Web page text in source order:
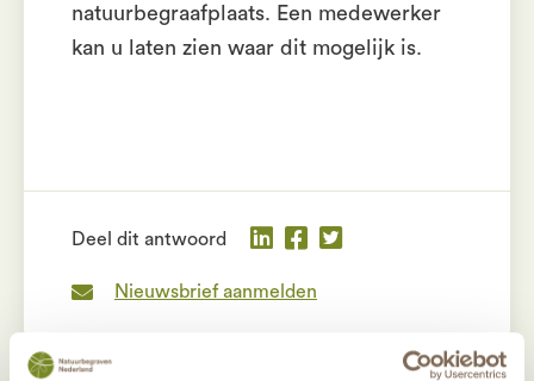
natuurbegraafplaats. Een medewerker
kan u laten zien waar dit mogelijk is.
Deel dit antwoord
Nieuwsbrief aanmelden